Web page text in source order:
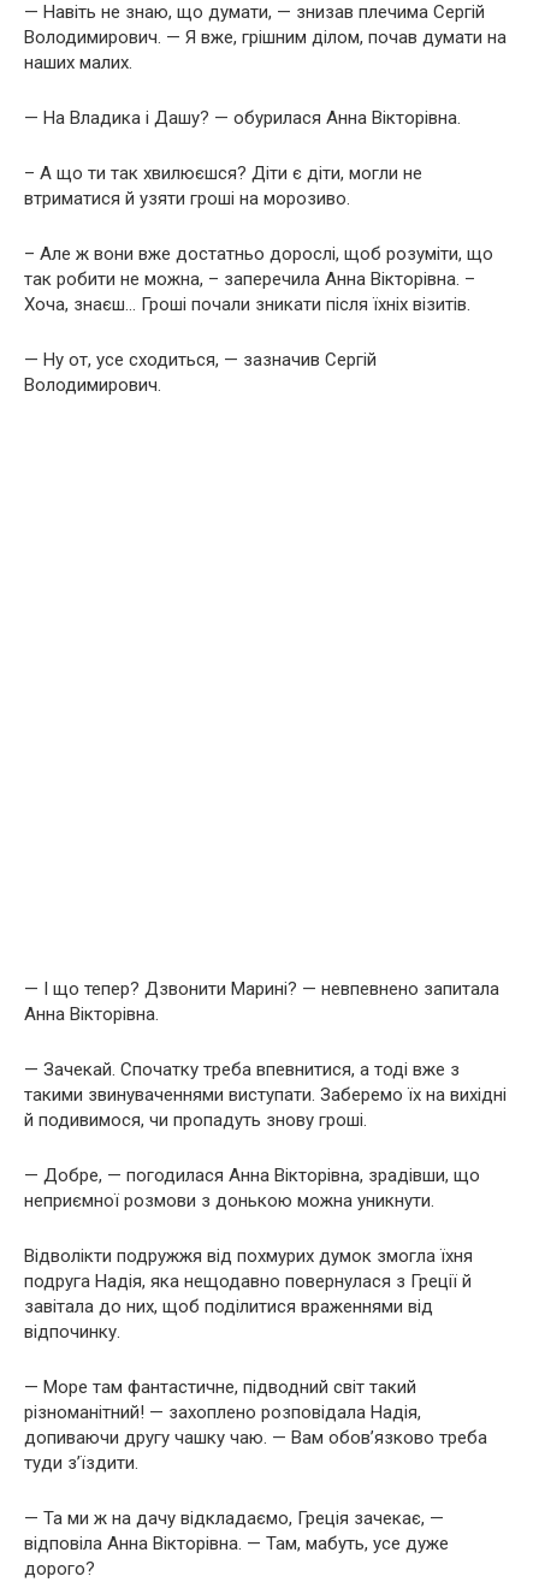
— Навіть не знаю, що думати, — знизав плечима Сергій
Володимирович. — Я вже, грішним ділом, почав думати на
наших малих.
— На Владика і Дашу? — обурилася Анна Вікторівна.
– А що ти так хвилюєшся? Діти є діти, могли не
втриматися й узяти гроші на морозиво.
– Але ж вони вже достатньо дорослі, щоб розуміти, що
так робити не можна, – заперечила Анна Вікторівна. –
Хоча, знаєш… Гроші почали зникати після їхніх візитів.
— Ну от, усе сходиться, — зазначив Сергій
Володимирович.
— І що тепер? Дзвонити Марині? — невпевнено запитала
Анна Вікторівна.
— Зачекай. Спочатку треба впевнитися, а тоді вже з
такими звинуваченнями виступати. Заберемо їх на вихідні
й подивимося, чи пропадуть знову гроші.
— Добре, — погодилася Анна Вікторівна, зрадівши, що
неприємної розмови з донькою можна уникнути.
Відволікти подружжя від похмурих думок змогла їхня
подруга Надія, яка нещодавно повернулася з Греції й
завітала до них, щоб поділитися враженнями від
відпочинку.
— Море там фантастичне, підводний світ такий
різноманітний! — захоплено розповідала Надія,
допиваючи другу чашку чаю. — Вам обов’язково треба
туди з’їздити.
— Та ми ж на дачу відкладаємо, Греція зачекає, —
відповіла Анна Вікторівна. — Там, мабуть, усе дуже
дорого?